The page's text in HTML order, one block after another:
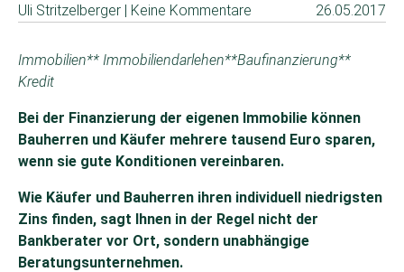
Uli Stritzelberger | Keine Kommentare 26.05.2017
Immobilien** Immobiliendarlehen**Baufinanzierung**
Kredit
Bei der Finanzierung der eigenen Immobilie können
Bauherren und Käufer mehrere tausend Euro sparen,
wenn sie gute Konditionen vereinbaren.
Wie Käufer und Bauherren ihren individuell niedrigsten
Zins finden, sagt Ihnen in der Regel nicht der
Bankberater vor Ort, sondern unabhängige
Beratungsunternehmen.